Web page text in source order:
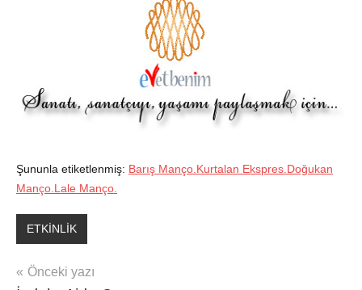
Şununla etiketlenmiş: Barış Manço.Kurtalan Ekspres.Doğukan
Manço.Lale Manço.
ETKİNLİK
Yazı
Önceki yazı